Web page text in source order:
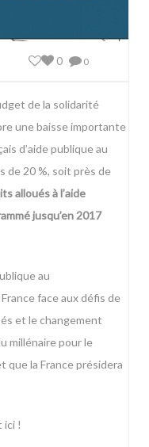
0
0
de la solidarité
une baisse importante
d’aide publique au
de 20 %, soit près de
alloués à l’aide
jusqu’en 2017
au
face aux défis de
et le changement
millénaire pour le
que la France présidera
ici !